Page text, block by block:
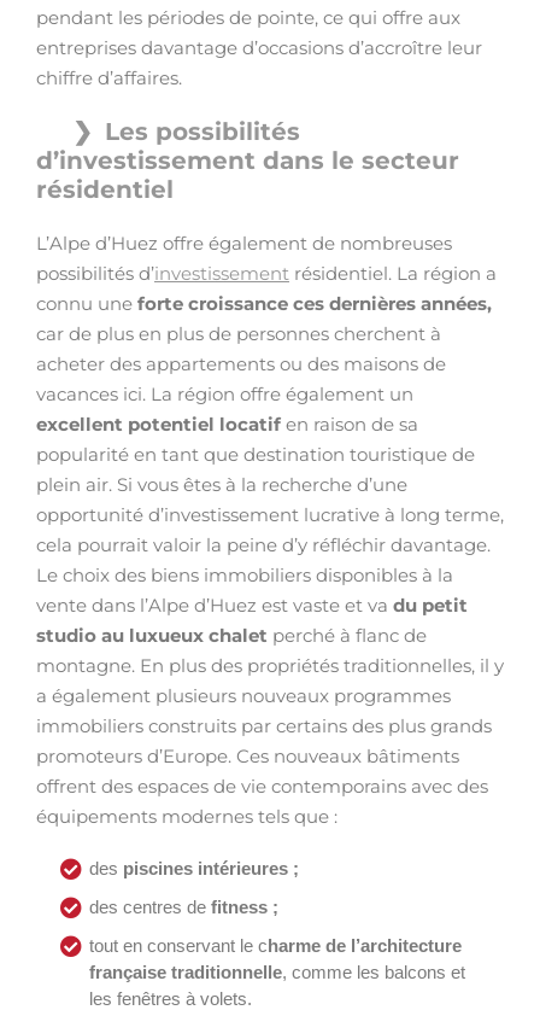
pendant les périodes de pointe, ce qui offre aux
entreprises davantage d’occasions d’accroître leur
chiffre d’affaires.
Les possibilités
d’investissement dans le secteur
résidentiel
L’Alpe d’Huez offre également de nombreuses
possibilités d’investissement résidentiel. La région a
connu une forte croissance ces dernières années,
car de plus en plus de personnes cherchent à
acheter des appartements ou des maisons de
vacances ici. La région offre également un
excellent potentiel locatif en raison de sa
popularité en tant que destination touristique de
plein air. Si vous êtes à la recherche d’une
opportunité d’investissement lucrative à long terme,
cela pourrait valoir la peine d’y réfléchir davantage.
Le choix des biens immobiliers disponibles à la
vente dans l’Alpe d’Huez est vaste et va du petit
studio au luxueux chalet perché à flanc de
montagne. En plus des propriétés traditionnelles, il y
a également plusieurs nouveaux programmes
immobiliers construits par certains des plus grands
promoteurs d’Europe. Ces nouveaux bâtiments
offrent des espaces de vie contemporains avec des
équipements modernes tels que :
des piscines intérieures ;
des centres de fitness ;
tout en conservant le charme de l’architecture
française traditionnelle, comme les balcons et
les fenêtres à volets.